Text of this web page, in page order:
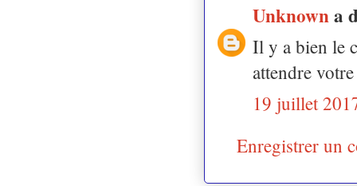
Unknowna
Il y a bien le
attendre
19 juillet
Enregistrer un